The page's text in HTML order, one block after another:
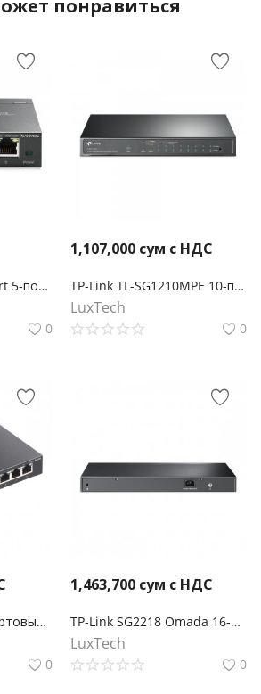
понравиться
TL-SG105E Easy Smart 5-портовый гигабитный коммутатор
0
1,107,000 сум с НДС
TP-Link TL-SG1210MPE 10-портовый гигабитный Easy Smart Switch с 8 портами PoE+
LuxTech
0
ES208G Omada 8-портовый гигабитный Easy Managed коммутатор
0
1,463,700 сум с НДС
TP-Link SG2218 Omada 16‑портовый гигабитный управляемый коммутатор Smart с 2 SFP‑слотами
LuxTech
0